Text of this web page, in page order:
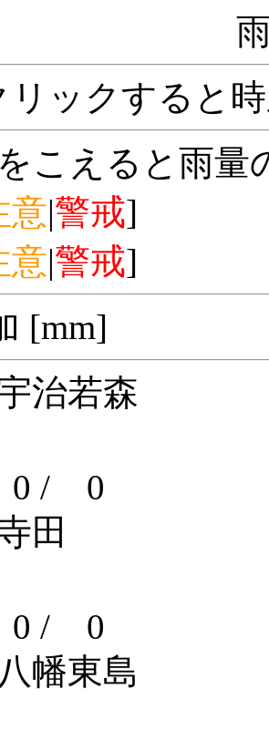
リックすると
こえると雨量
意|警戒]
意|警戒]
[mm]
治若森
0 / 0
田
0 / 0
幡東島